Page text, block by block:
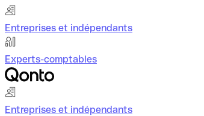
Entreprises et indépendants
Experts-comptables
Entreprises et indépendants